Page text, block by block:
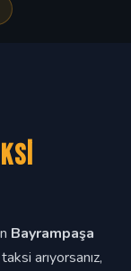
Bayrampaşa
arıyorsanız,